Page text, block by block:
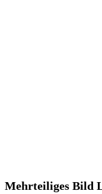
Mehrteiliges Bild